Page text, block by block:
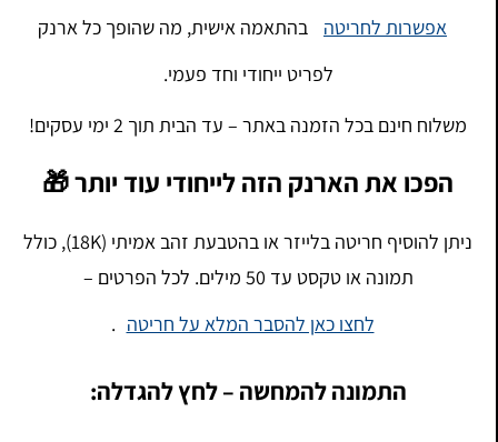
אפשרות לחריטה
בהתאמה אישית, מה שהופך כל ארנק
לפריט ייחודי וחד פעמי.
משלוח חינם בכל הזמנה באתר – עד הבית תוך 2 ימי עסקים!
הפכו את הארנק הזה לייחודי עוד יותר 🎁
ניתן להוסיף חריטה בלייזר או בהטבעת זהב אמיתי (18K), כולל
תמונה או טקסט עד 50 מילים. לכל הפרטים –
לחצו כאן להסבר המלא על חריטה
התמונה להמחשה – לחץ להגדלה: